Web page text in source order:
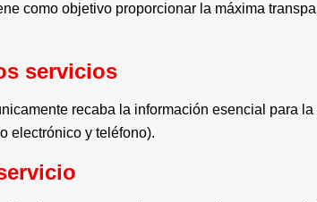
como objetivo proporcionar la máxima
servicios
recaba la información esencial para
electrónico y teléfono).